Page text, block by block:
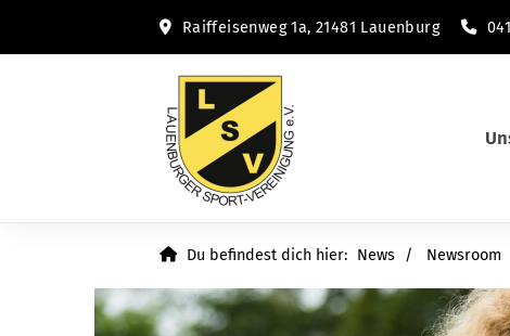
Raiffeisenweg 1a, 21481 Lauenburg
Du befindest dich hier: News Newsroom